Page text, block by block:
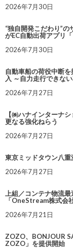
2026年7月30日
“独自開発こだわり”
がEC自動出荷アプリ
2026年7月30日
自動車船の荷役中断
入 ～自力走行できな
2026年7月27日
【㈱ハナインターナ
更なる強化ねらう
2026年7月27日
東京ミッドタウン八
2026年7月27日
上組／コンテナ物流
「OneStream株式会
2026年7月21日
ZOZO、BONJOUR
ZOZO」を提供開始